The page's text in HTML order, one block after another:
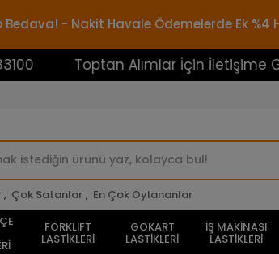
Bedava! - Nakit Havale Ödemelerde Ek
Toptan Alımlar İçin İletişime Geçiniz :
, Çok Satanlar , En Çok Oylananlar
FORKLİFT
LASTİKLERİ
GOKART
LASTİKLERİ
İŞ MAKİNASI
LASTİKLERİ